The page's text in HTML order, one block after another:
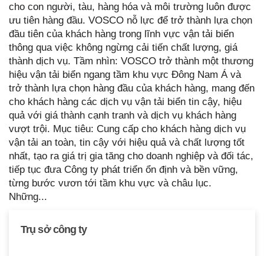
cho con người, tàu, hàng hóa và môi trường luôn được
ưu tiên hàng đầu. VOSCO nỗ lực để trở thành lựa chọn
đầu tiên của khách hàng trong lĩnh vực vận tải biển
thông qua việc không ngừng cải tiến chất lượng, giá
thành dịch vụ. Tầm nhìn: VOSCO trở thành một thương
hiệu vận tải biển ngang tầm khu vực Đông Nam Á và
trở thành lựa chọn hàng đầu của khách hàng, mang đến
cho khách hàng các dịch vụ vận tải biển tin cậy, hiệu
quả với giá thành cạnh tranh và dịch vụ khách hàng
vượt trội. Mục tiêu: Cung cấp cho khách hàng dịch vụ
vận tải an toàn, tin cậy với hiệu quả và chất lượng tốt
nhất, tạo ra giá trị gia tăng cho doanh nghiệp và đối tác,
tiếp tục đưa Công ty phát triển ổn định và bền vững,
từng bước vươn tới tầm khu vực và châu lục.
Những...
Trụ sở công ty